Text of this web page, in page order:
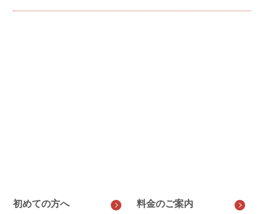
初めての方へ 料金のご案内